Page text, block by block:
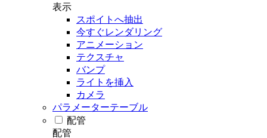
表示
スポイトへ抽出
今すぐレンダリング
アニメーション
テクスチャ
バンプ
ライトを挿入
カメラ
パラメーターテーブル
配管
配管